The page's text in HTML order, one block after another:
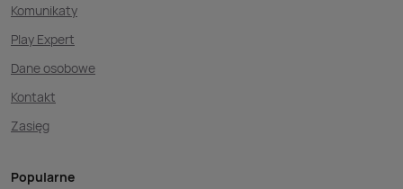
Komunikaty
Play Expert
Dane osobowe
Kontakt
Zasięg
Popularne